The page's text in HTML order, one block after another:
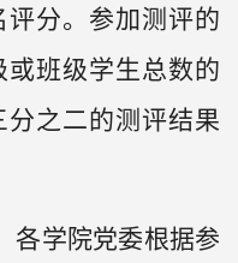
分。参加测评的
班级学生总数的
之二的测评结果
各学院党委根据参